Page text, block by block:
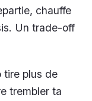
chauffe
Un trade-off
tire plus de
trembler ta